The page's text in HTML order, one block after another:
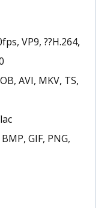
VP9, ??H.264,
AVI, MKV, TS,
GIF, PNG,